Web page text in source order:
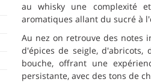
au whisky une complexité
aromatiques allant du sucré à
Au nez on retrouve des notes
d'épices de seigle,
bouche, offrant une
persistante, avec des tons de